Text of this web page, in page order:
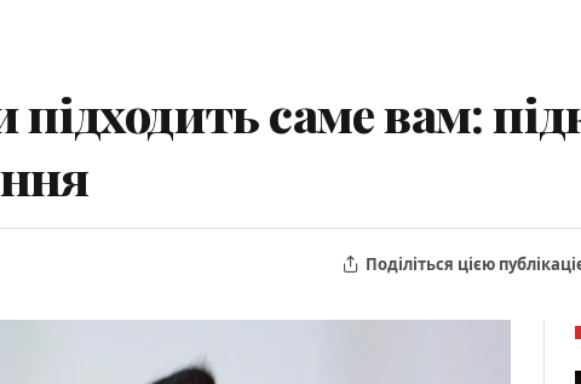
саме вам:
Поділіться цією